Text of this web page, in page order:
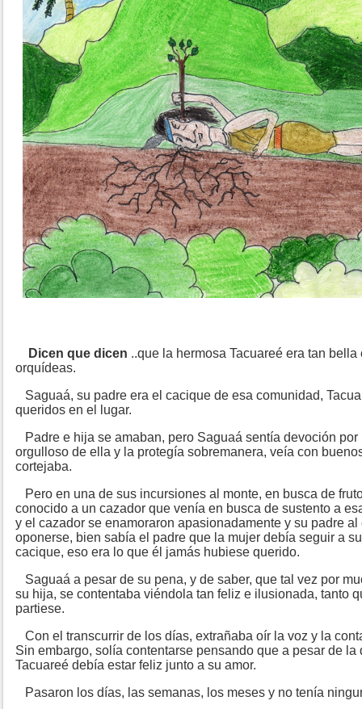
Dicen que dicen ..que la hermosa Tacuareé era tan
orquídeas.
Saguaá, su padre era el cacique de esa comunidad,
queridos en el lugar.
Padre e hija se amaban, pero Saguaá sentía devoción
orgulloso de ella y la protegía sobremanera, veía con
cortejaba.
Pero en una de sus incursiones al monte, en busca de
conocido a un cazador que venía en busca de sustento a
y el cazador se enamoraron apasionadamente y su padre
oponerse, bien sabía el padre que la mujer debía seguir a
cacique, eso era lo que él jamás hubiese querido.
Saguaá a pesar de su pena, y de saber, que tal vez por
su hija, se contentaba viéndola tan feliz e ilusionada, tanto
partiese.
Con el transcurrir de los días, extrañaba oír la voz y la
Sin embargo, solía contentarse pensando que a pesar de
Tacuareé debía estar feliz junto a su amor.
Pasaron los días, las semanas, los meses y no tenía